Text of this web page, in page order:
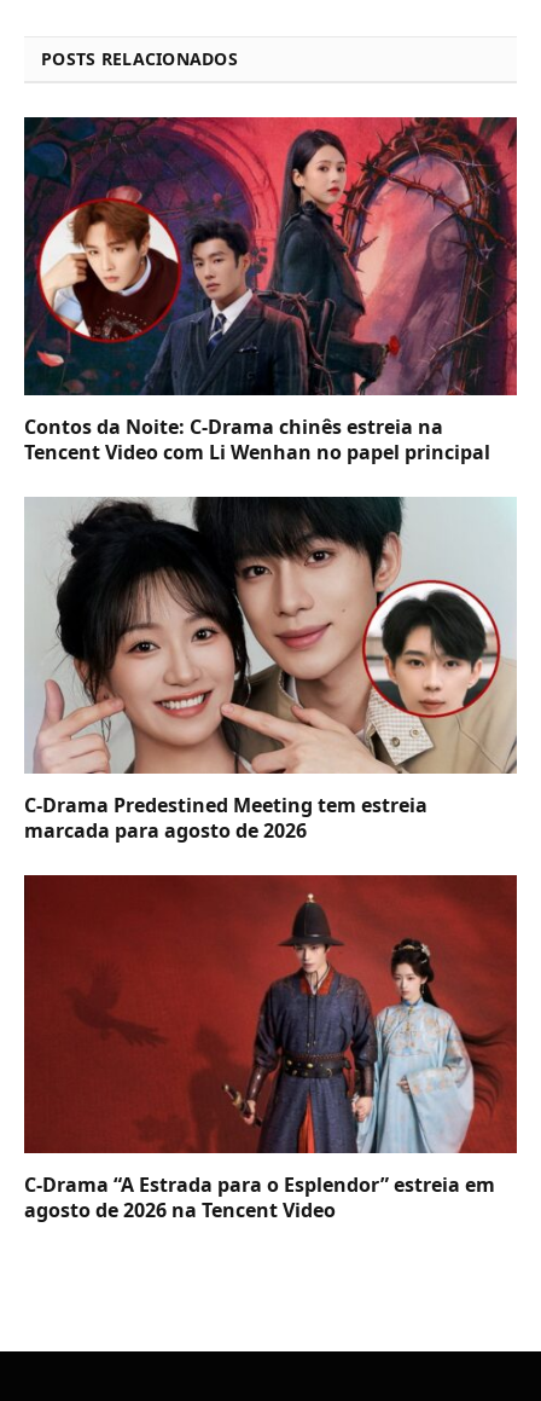
POSTS RELACIONADOS
Contos da Noite: C-Drama chinês estreia na
Tencent Video com Li Wenhan no papel principal
C-Drama Predestined Meeting tem estreia
marcada para agosto de 2026
C-Drama “A Estrada para o Esplendor” estreia em
agosto de 2026 na Tencent Video